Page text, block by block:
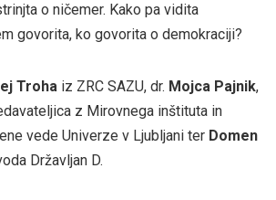
o ničemer. Kako pa vidita
govorita, ko govorita o demokraciji?
Trohaiz ZRC SAZU, dr. Mojca Pajnik,
z Mirovnega inštituta in
vede Univerze v Ljubljani ter Domen
Državljan D.